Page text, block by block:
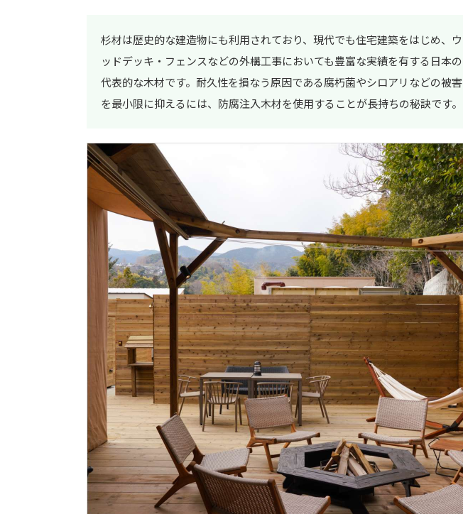
杉材は歴史的な建造物にも利用されており、現代でも住宅建築をはじめ、ウ
ッドデッキ・フェンスなどの外構工事においても豊富な実績を有する日本の
代表的な木材です。耐久性を損なう原因である腐朽菌やシロアリなどの被害
を最小限に抑えるには、防腐注入木材を使用することが長持ちの秘訣です。